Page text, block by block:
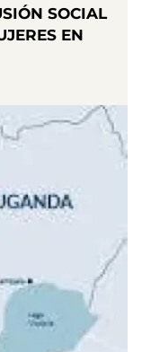
SOCIAL
EN